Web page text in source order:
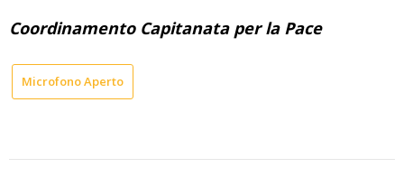
Coordinamento Capitanata per la Pace
Microfono Aperto